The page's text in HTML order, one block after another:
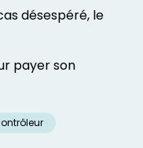
désespéré, le
payer son